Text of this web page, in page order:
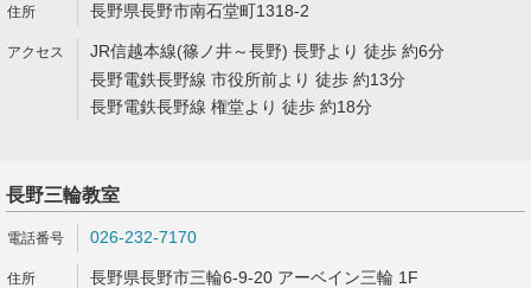
長野県長野市南石堂町1318-2
JR信越本線(篠ノ井～長野) 長野より 徒歩 約6分
長野電鉄長野線 市役所前より 徒歩 約13分
長野電鉄長野線 権堂より 徒歩 約18分
長野三輪教室
026-232-7170
長野県長野市三輪6-9-20 アーベイン三輪 1F